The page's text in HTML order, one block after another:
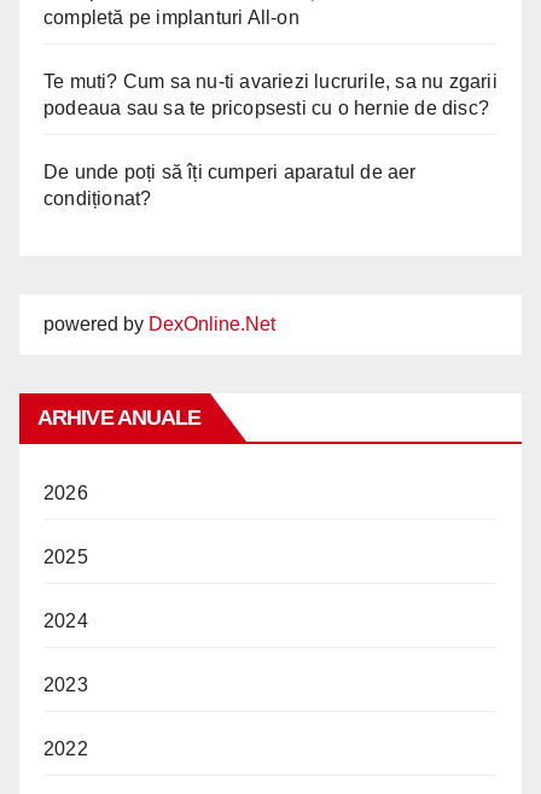
completă pe implanturi All-on
Te muti? Cum sa nu-ti avariezi lucrurile, sa nu zgarii
podeaua sau sa te pricopsesti cu o hernie de disc?
De unde poți să îți cumperi aparatul de aer
condiționat?
powered by DexOnline.Net
ARHIVE ANUALE
2026
2025
2024
2023
2022